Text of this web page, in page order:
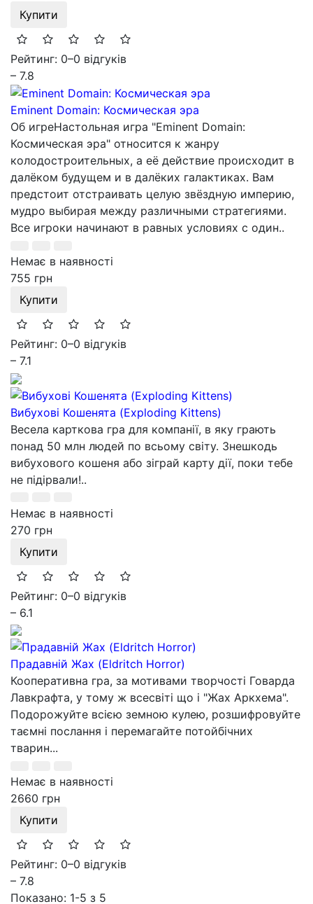
Купити
Рейтинг: 0–0 відгуків
– 7.8
Eminent Domain: Космическая эра
Об игреНастольная игра "Eminent Domain:
Космическая эра" относится к жанру
колодостроительных, а её действие происходит в
далёком будущем и в далёких галактиках. Вам
предстоит отстраивать целую звёздную империю,
мудро выбирая между различными стратегиями.
Все игроки начинают в равных условиях с один..
Немає в наявності
755 грн
Купити
Рейтинг: 0–0 відгуків
– 7.1
Вибухові Кошенята (Exploding Kittens)
Весела карткова гра для компанії, в яку грають
понад 50 млн людей по всьому світу. Знешкодь
вибухового кошеня або зіграй карту дії, поки тебе
не підірвали!..
Немає в наявності
270 грн
Купити
Рейтинг: 0–0 відгуків
– 6.1
Прадавній Жах (Eldritch Horror)
Кооперативна гра, за мотивами творчості Говарда
Лавкрафта, у тому ж всесвіті що і "Жах Аркхема".
Подорожуйте всією земною кулею, розшифровуйте
таємні послання і перемагайте потойбічних
тварин...
Немає в наявності
2660 грн
Купити
Рейтинг: 0–0 відгуків
– 7.8
Показано: 1-5 з 5